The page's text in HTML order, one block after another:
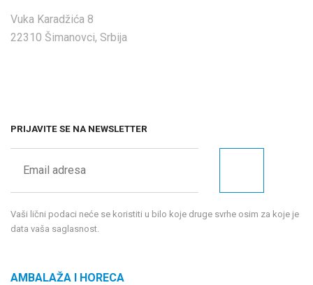
Vuka Karadžića 8
22310 Šimanovci, Srbija
PRIJAVITE SE NA NEWSLETTER
Vaši lični podaci neće se koristiti u bilo koje druge svrhe osim za koje je
data vaša saglasnost.
AMBALAŽA I HORECA